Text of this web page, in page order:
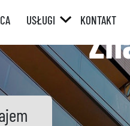
USŁUGI
W SPRZEDAŻY /
WYNAJMIE
POŚREDNICTWO
W ZAKUPIE /
KONTAKT